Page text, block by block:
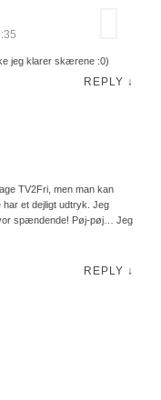
jeg klarer skærene :0)
REPLY ↓
TV2Fri, men man kan
et dejligt udtryk. Jeg
spændende! Pøj-pøj… Jeg
REPLY ↓